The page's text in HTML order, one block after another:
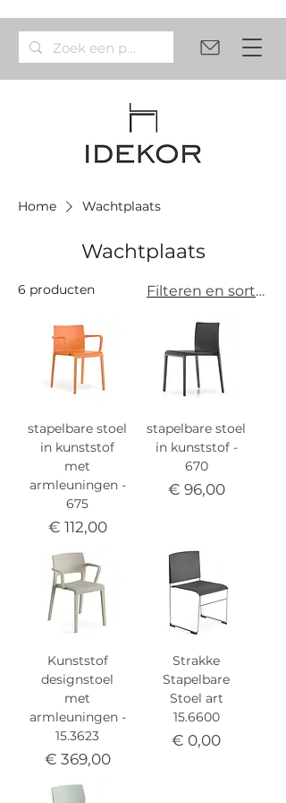
Home Wachtplaats
Wachtplaats
6 producten Filteren en sorteren
stapelbare stoel
in kunststof
met
armleuningen -
675
Prijs
€ 112,00
stapelbare stoel
in kunststof -
670
Prijs
€ 96,00
Kunststof
designstoel
met
armleuningen -
15.3623
Prijs
€ 369,00
Strakke
Stapelbare
Stoel art
15.6600
Prijs
€ 0,00